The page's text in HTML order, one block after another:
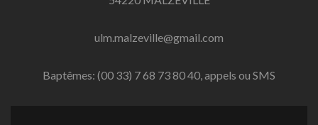
ulm.malzeville@gmail.com
Baptêmes: (00 33) 7 68 73 80 40, appels ou SMS